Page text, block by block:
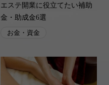
エステ開業に役立てたい補助
金・助成金6選
お金・資金